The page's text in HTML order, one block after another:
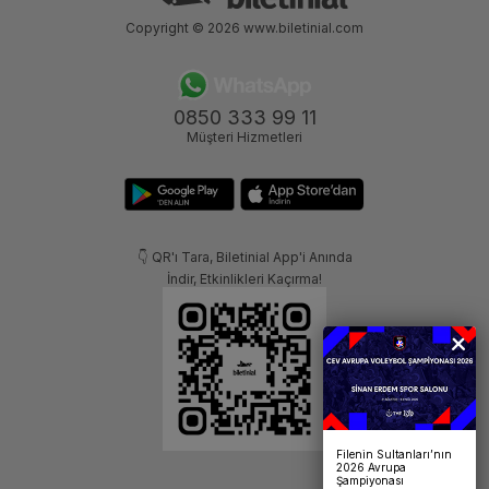
0850 333 99 11
Müşteri Hizmetleri
👇 QR'ı Tara, Biletinial App'i Anında
İndir, Etkinlikleri Kaçırma!
Copyright © 2026 www.biletinial.com
Filenin Sultanları’nın
2026 Avrupa
Şampiyonası